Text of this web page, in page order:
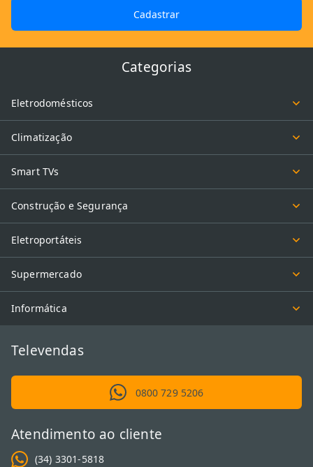
Cadastrar
Categorias
Eletrodomésticos
Climatização
Smart TVs
Construção e Segurança
Eletroportáteis
Supermercado
Informática
Televendas
0800 729 5206
Atendimento ao cliente
(34) 3301-5818